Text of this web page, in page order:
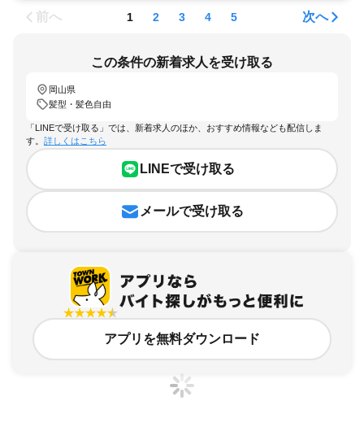
前へ 1 2 3 4 5 次へ
この条件の新着求人を受け取る
岡山県
髪型・髪色自由
「LINEで受け取る」では、新着求人のほか、おすすめ情報なども配信しま
す。 詳しくはこちら
LINEで受け取る
メールで受け取る
アプリを無料ダウンロード